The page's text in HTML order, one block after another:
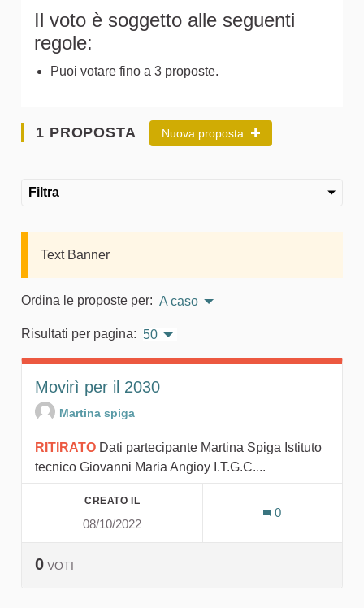
Il voto è soggetto alle seguenti
regole:
Puoi votare fino a 3 proposte.
1 PROPOSTA Nuova proposta
Filtra
Text Banner
Ordina le proposte per: A caso
Risultati per pagina: 50
Movirì per il 2030
Martina spiga
RITIRATO Dati partecipante Martina Spiga Istituto
tecnico Giovanni Maria Angioy I.T.G.C....
CREATO IL
08/10/2022
0
0 VOTI